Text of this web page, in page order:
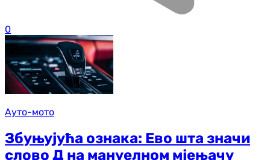
0
Ауто-мото
Збуњујућа ознака: Ево шта значи
слово Д на мануелном мјењачу